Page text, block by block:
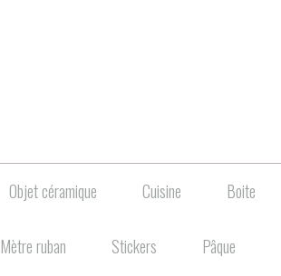
Objet céramique Cuisine Boite
Mètre ruban Stickers Pâque